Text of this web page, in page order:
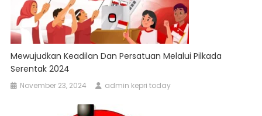
Mewujudkan Keadilan Dan Persatuan Melalui Pilkada
Serentak 2024
November 23, 2024 admin kepri today